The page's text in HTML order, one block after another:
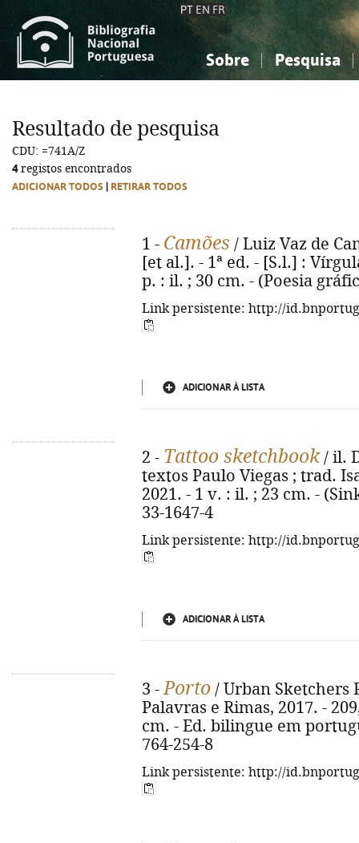
PT EN FR
Sobre Pesquisa
Ciências sociais...
Ciências sociais...
Resultado de pesquisa
CDU: =741A/Z
4registos encontrados
ADICIONAR TODOS RETIRAR TODOS
1 - Camões / Luiz Vaz de
[et al.]. - 1ª ed. - [S.l.] :
p. : il. ; 30 cm. - (Poesia
Link persistente: http://
ADICIONAR À LISTA
2 - Tattoo sketchbook/ il.
textos Paulo Viegas ; trad.
2021. - 1 v. : il. ; 23 cm. -
33-1647-4
Link persistente: http://
ADICIONAR À LISTA
3 -Porto / Urban Sketchers
Palavras e Rimas, 2017. -
cm. - Ed. bilingue em
764-254-8
Link persistente: http://